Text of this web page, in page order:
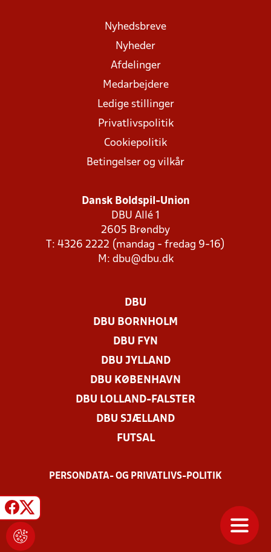
Nyhedsbreve
Nyheder
Afdelinger
Medarbejdere
Ledige stillinger
Privatlivspolitik
Cookiepolitik
Betingelser og vilkår
Dansk Boldspil-Union
DBU Allé 1
2605 Brøndby
T: 4326 2222 (mandag - fredag 9-16)
M: dbu@dbu.dk
DBU
DBU BORNHOLM
DBU FYN
DBU JYLLAND
DBU KØBENHAVN
DBU LOLLAND-FALSTER
DBU SJÆLLAND
FUTSAL
PERSONDATA- OG PRIVATLIVS-POLITIK